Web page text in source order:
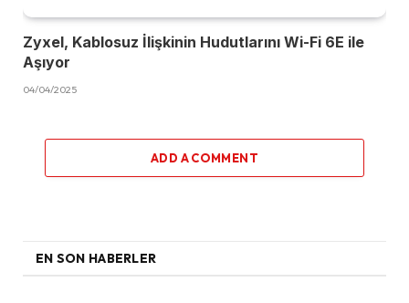
Zyxel, Kablosuz İlişkinin Hudutlarını Wi-Fi 6E ile
Aşıyor
04/04/2025
ADD A COMMENT
EN SON HABERLER